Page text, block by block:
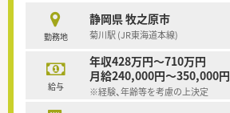
勤務地
静岡県 牧之原市
菊川駅 (JR東海道本線)
給与
年収428万円～710万円
月給240,000円～350,000円
※経験、年齢等を考慮の上決定